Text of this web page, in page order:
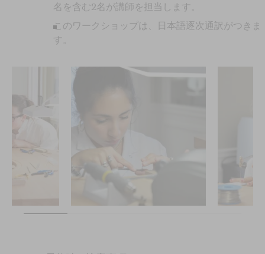
名を含む2名が講師を担当します。
このワークショップは、日本語逐次通訳がつきま
す。